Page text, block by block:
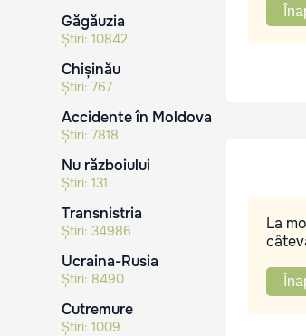
Găgăuzia
Știri: 10842
Chișinău
Știri: 767
Accidente în Moldova
Știri: 7818
Nu războiului
Știri: 131
Transnistria
Știri: 34986
Ucraina-Rusia
Știri: 8490
Cutremure
Știri: 1009
La